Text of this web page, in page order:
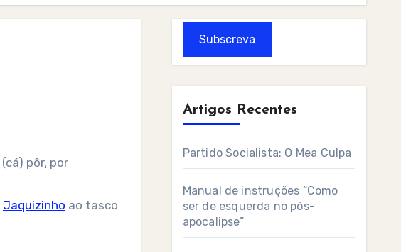
Jaquizinho ao tasco
Subscreva
Artigos Recentes
Partido Socialista: O Mea Culpa
Manual de instruções “Como
ser de esquerda no pós-
apocalipse”